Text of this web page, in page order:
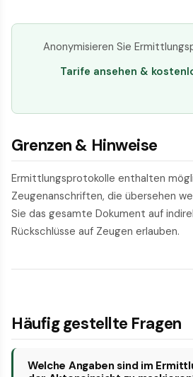
Anonymisieren Sie
Tarife ansehen &
Grenzen & Hinweise
Ermittlungsprotokolle enthalten
Zeugenanschriften, die übersehen
Sie das gesamte Dokument auf
Rückschlüsse auf Zeugen erlauben.
Häufig gestellte Fragen
Welche Angaben sind im